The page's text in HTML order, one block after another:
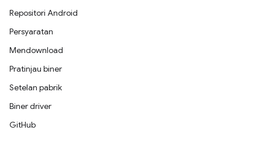
Repositori Android
Persyaratan
Mendownload
Pratinjau biner
Setelan pabrik
Biner driver
GitHub